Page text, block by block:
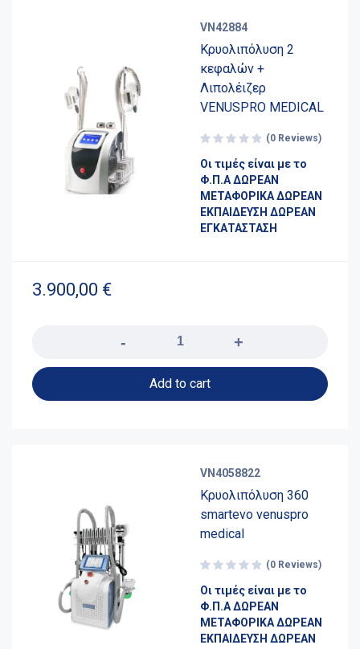
VN42884
Κρυολιπόλυση 2
κεφαλών +
Λιπολέιζερ
VENUSPRO MEDICAL
(0 Reviews)
Οι τιμές είναι με το
Φ.Π.Α ΔΩΡΕΑΝ
ΜΕΤΑΦΟΡΙΚΑ ΔΩΡΕΑΝ
ΕΚΠΑΙΔΕΥΣΗ ΔΩΡΕΑΝ
ΕΓΚΑΤΑΣΤΑΣΗ
3.900,00 €
Add to cart
VN4058822
Κρυολιπόλυση 360
smartevo venuspro
medical
(0 Reviews)
Οι τιμές είναι με το
Φ.Π.Α ΔΩΡΕΑΝ
ΜΕΤΑΦΟΡΙΚΑ ΔΩΡΕΑΝ
ΕΚΠΑΙΔΕΥΣΗ ΔΩΡΕΑΝ